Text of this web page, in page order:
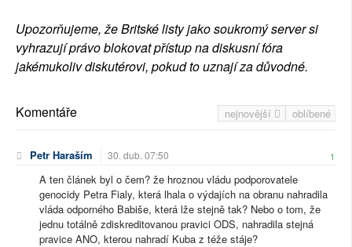
Upozorňujeme, že Britské listy jako soukromý server si
vyhrazují právo blokovat přístup na diskusní fóra
jakémukoliv diskutérovi, pokud to uznají za důvodné.
nejnovější oblíbené
Komentáře
Petr Haraším 30. dub. 07:50 1
A ten článek byl o čem? že hroznou vládu podporovatele
genocidy Petra Fialy, která lhala o výdajích na obranu nahradila
vláda odporného Babiše, která lže stejně tak? Nebo o tom, že
jednu totálně zdiskreditovanou pravici ODS, nahradila stejná
pravice ANO, kterou nahradí Kuba z téže stáje?